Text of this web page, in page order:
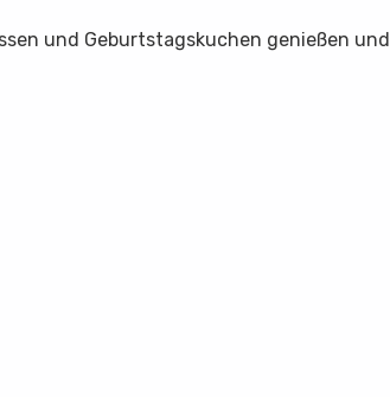
und Geburtstagskuchen genießen und